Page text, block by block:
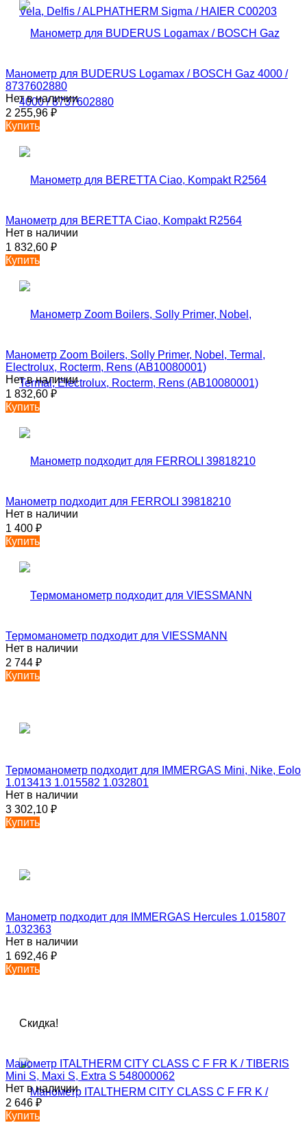
Манометр для BUDERUS Logamax / BOSCH Gaz 4000 /
8737602880
Нет в наличии
2 255,96 ₽
Купить
Манометр для BERETTA Ciao, Kompakt R2564
Нет в наличии
1 832,60 ₽
Купить
Манометр Zoom Boilers, Solly Primer, Nobel, Termal,
Electrolux, Rocterm, Rens (АВ10080001)
Нет в наличии
1 832,60 ₽
Купить
Манометр подходит для FERROLI 39818210
Нет в наличии
1 400 ₽
Купить
Термоманометр подходит для VIESSMANN
Нет в наличии
2 744 ₽
Купить
Термоманометр подходит для IMMERGAS Mini, Nike, Eolo
1.013413 1.015582 1.032801
Нет в наличии
3 302,10 ₽
Купить
Манометр подходит для IMMERGAS Hercules 1.015807
1.032363
Нет в наличии
1 692,46 ₽
Купить
Скидка!
Манометр ITALTHERM CITY CLASS C F FR K / TIBERIS
Mini S, Maxi S, Extra S 548000062
Нет в наличии
2 646 ₽
Купить